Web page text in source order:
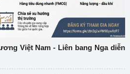
Việt Nam - Liên bang Nga diễn